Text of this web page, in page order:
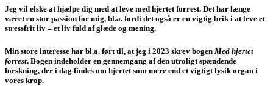
Jeg vil elske at hjælpe dig med at leve med hjertet forrest. Det har længe
været en stor passion for mig, bl.a. fordi det også er en vigtig brik i at leve et
stressfrit liv – et liv fuld af glæde og mening.
Min store interesse har bl.a. ført til, at jeg i 2023 skrev bogen Med hjertet
forrest. Bogen indeholder en gennemgang af den utroligt spændende
forskning, der i dag findes om hjertet som mere end et vigtigt fysik organ i
vores krop.